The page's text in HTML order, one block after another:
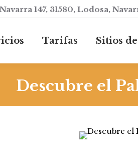
147, 31580, Lodosa,
Tarifas Sitios
Descubre el